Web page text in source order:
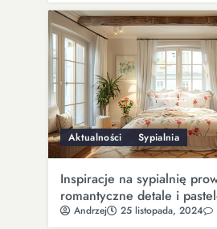
Aktualności Sypialnia
Inspiracje na sypialnię
romantyczne detale i
Andrzej 25 listopada, 2024